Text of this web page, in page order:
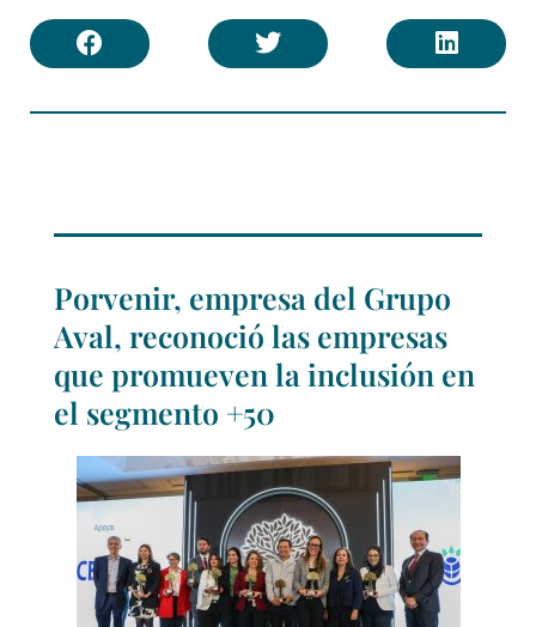
Porvenir, empresa del Grupo
Aval, reconoció las empresas
que promueven la inclusión en
el segmento +50